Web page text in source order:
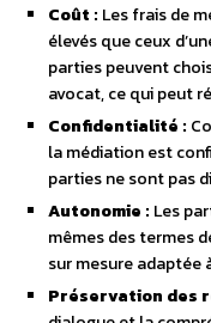
Coût : Les frais de
élevés que ceux
parties peuvent
avocat, ce qui peut
Confidentialité :
la médiation est
parties ne sont pas
Autonomie : Les
mêmes des termes
sur mesure
Préservation des